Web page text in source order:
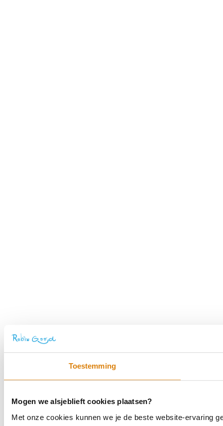
Toestemming
Mogen we alsjeblieft cookies plaatsen?
Met onze cookies kunnen we je de beste website-ervaring